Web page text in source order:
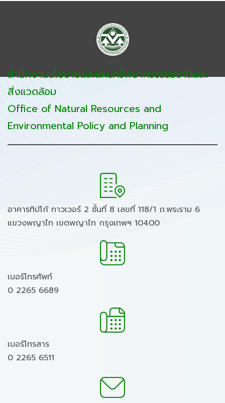
สำนักงานนโยบายและแผนทรัพยากรธรรมชาติและ
สิ่งแวดล้อม
Office of Natural Resources and
Environmental Policy and Planning
อาคารทิปโก้ ทาวเวอร์ 2 ชั้นที่ 8 เลขที่ 118/1 ถ.พระราม 6
แขวงพญาไท เขตพญาไท กรุงเทพฯ 10400
เบอร์โทรศัพท์
0 2265 6689
เบอร์โทรสาร
0 2265 6511